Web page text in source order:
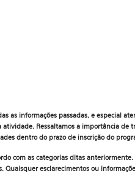
as informações passadas, e especial
Ressaltamos a importância de
dentro do prazo de inscrição do
com as categorias ditas
Quaisquer esclarecimentos ou